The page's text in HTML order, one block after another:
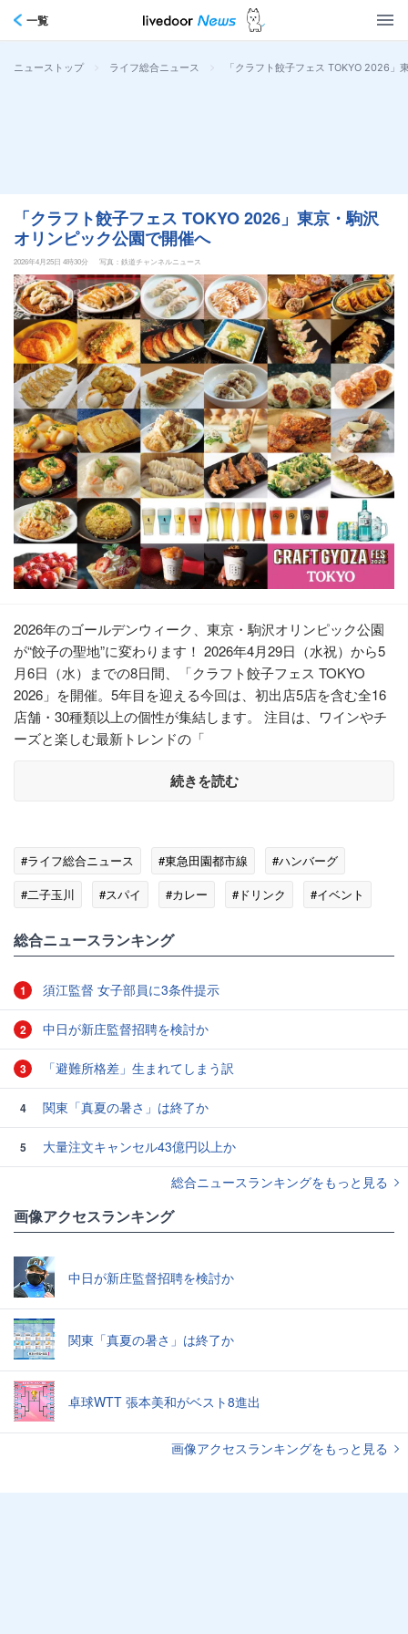
一覧
ニューストップ > ライフ総合ニュース > 「クラフト餃子フェス TOKYO 2026」
「クラフト餃子フェス TOKYO 2026」東京・駒沢
オリンピック公園で開催へ
2026年4月25日 4時30分 写真：鉄道チャンネルニュース
2026年のゴールデンウィーク、東京・駒沢オリンピック公園
が“餃子の聖地”に変わります！ 2026年4月29日（水祝）から5
月6日（水）までの8日間、「クラフト餃子フェス TOKYO
2026」を開催。5年目を迎える今回は、初出店5店を含む全16
店舗・30種類以上の個性が集結します。 注目は、ワインやチ
ーズと楽しむ最新トレンドの「
続きを読む
#ライフ総合ニュース #東急田園都市線
#ハンバーグ
#二子玉川
#スパイ #カレー #ドリンク #イベント
総合ニュースランキング
1 須江監督 女子部員に3条件提示
2 中日が新庄監督招聘を検討か
3 「避難所格差」生まれてしまう訳
4 関東「真夏の暑さ」は終了か
5
大量注文キャンセル43億円以上か
総合ニュースランキングをもっと見る
画像アクセスランキング
中日が新庄監督招聘を検討か
関東「真夏の暑さ」は終了か
卓球WTT 張本美和がベスト8進出
画像アクセスランキングをもっと見る